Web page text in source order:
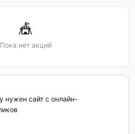
🎪
Пока нет акций
нужен сайт с онлайн-